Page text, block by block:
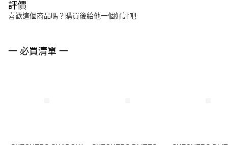
評價
喜歡這個商品嗎？購買後給他一個好評吧
一 必買清單 一